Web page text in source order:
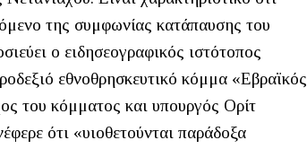
της συμφωνίας κατάπαυσης του
ο ειδησεογραφικός ιστότοπος
εθνοθρησκευτικό κόμμα «Εβραϊκός
του κόμματος και υπουργός Ορίτ
ότι «υιοθετούνται παράδοξα